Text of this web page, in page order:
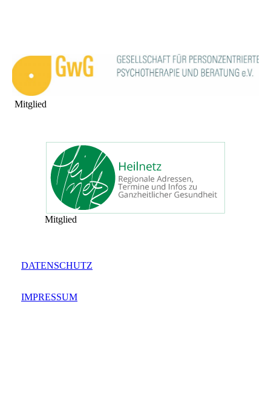
Mitglied
Mitglied
DATENSCHUTZ
IMPRESSUM